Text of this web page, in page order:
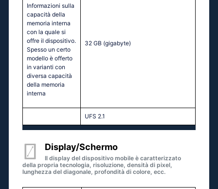
Informazioni sulla
capacità della
memoria interna
con la quale si
offre il dispositivo.
Spesso un certo
modello è offerto
in varianti con
diversa capacità
della memoria
interna
32 GB (gigabyte)
UFS 2.1
Display/Schermo
Il display del dispositivo mobile è caratterizzato
della propria tecnologia, risoluzione, densità di pixel,
lunghezza del diagonale, profondità di colore, ecc.